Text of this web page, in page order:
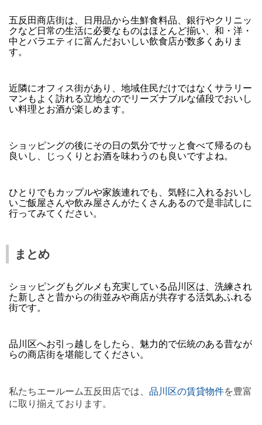
五反田商店街は、日用品から生鮮食料品、銀行やクリニッ
クなど日常の生活に必要なものはほとんど揃い、和・洋・
中とバラエティに富んだおいしい飲食店が数多くありま
す。
近隣にオフィス街があり、地域住民だけではなくサラリー
マンもよく訪れる立地なのでリーズナブルな値段でおいし
い料理とお酒が楽しめます。
ショッピングの後にその日の気分でサッと食べて帰るのも
良いし、じっくりとお酒を味わうのも良いですよね。
ひとりでもカップルや家族連れでも、気軽に入れるおいし
いご飯屋さんや飲み屋さんがたくさんあるので是非試しに
行ってみてください。
まとめ
ショッピングもグルメも充実している品川区は、洗練され
た新しさと昔からの街並みや商店が共存する活気あふれる
街です。
品川区へお引っ越しをしたら、魅力的で伝統のある昔なが
らの商店街を堪能してください。
私たちエールーム五反田店では、 品川区の賃貸物件を豊富
に取り揃えております。